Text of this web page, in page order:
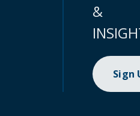
&
Sign